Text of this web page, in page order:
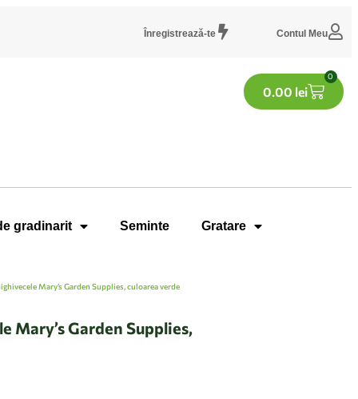
Înregistrează-te Contul Meu
0.00 lei
0
gradinarit Seminte Gratare
Mary’s Garden Supplies, culoarea verde
Mary’s Garden Supplies,